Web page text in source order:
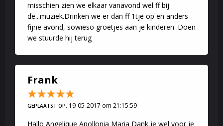
misschien zien we elkaar vanavond wel ff bij
de...muziek.Drinken we er dan ff 1tje op en anders
fijne avond, sowieso groetjes aan je kinderen .Doen
we stuurde hij terug
Frank
GEPLAATST OP: 19-05-2017 om 21:15:59
Hallo Angelique Apollonia Maria Dank je wel voor je